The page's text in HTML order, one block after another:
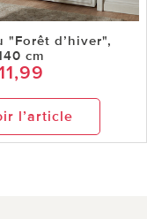
"Forêt d’hiver",
cm
l’article